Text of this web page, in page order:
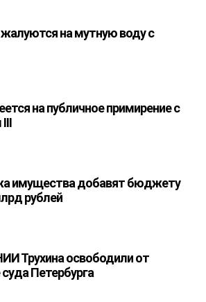
на мутную воду с
на публичное примирение с
имущества добавят бюджету
рублей
Трухина освободили от
суда Петербурга